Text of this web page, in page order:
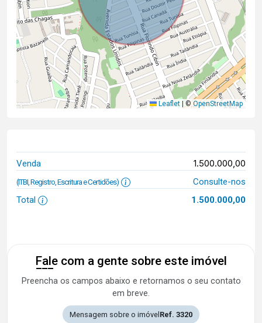
Leaflet ©OpenStreetMap
Venda 1.500.000,00
(ITBI, Registro, Escritura e Certidões)
Consulte-nos
Total
1.500.000,00
Fale com a gente sobre este imóvel
Preencha os campos abaixo e retornamos o seu contato
em breve.
Mensagem sobre o imóvel Ref. 3320